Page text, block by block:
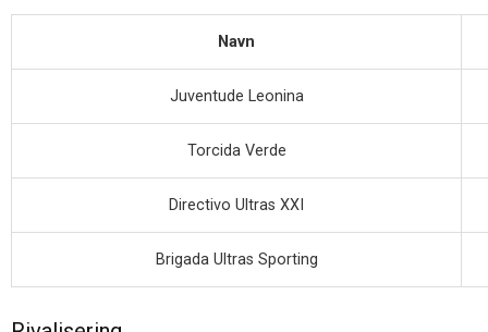
Navn
Juventude Leonina
Torcida Verde
Directivo Ultras XXI
Brigada Ultras Sporting